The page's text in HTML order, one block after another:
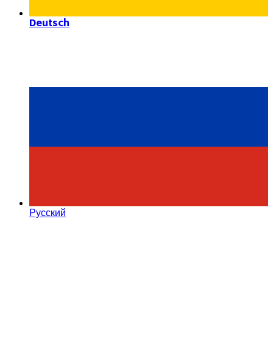
Deutsch
Русский